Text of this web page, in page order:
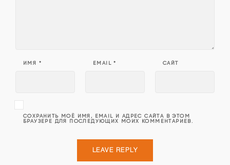
ИМЯ * EMAIL* САЙТ
СОХРАНИТЬ МОЁ ИМЯ, EMAIL И АДРЕС САЙТА В ЭТОМ
БРАУЗЕРЕ ДЛЯ ПОСЛЕДУЮЩИХ МОИХ КОММЕНТАРИЕВ.